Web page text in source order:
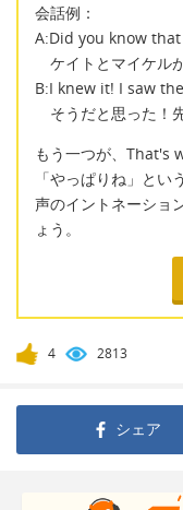
会話例：
A:Did you know
ケイトとマイケル
B:I knew it! I saw
そうだと思った！
もう一つが、That's
「やっぱりね」とい
声のイントネーショ
ょう。
4 2813
シェア